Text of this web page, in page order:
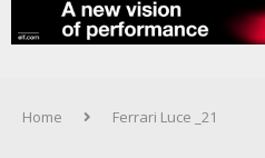
Home Ferrari Luce _21